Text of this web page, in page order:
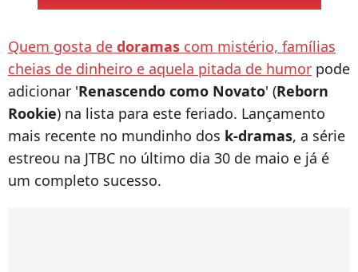
Quem gosta de doramas com mistério, famílias
cheias de dinheiro e aquela pitada de humor pode
adicionar 'Renascendo como Novato' (Reborn
Rookie) na lista para este feriado. Lançamento
mais recente no mundinho dos k-dramas, a série
estreou na JTBC no último dia 30 de maio e já é
um completo sucesso.